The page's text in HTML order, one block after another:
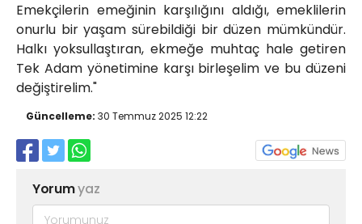
Emekçilerin emeğinin karşılığını aldığı, emeklilerin
onurlu bir yaşam sürebildiği bir düzen mümkündür.
Halkı yoksullaştıran, ekmeğe muhtaç hale getiren
Tek Adam yönetimine karşı birleşelim ve bu düzeni
değiştirelim."
Güncelleme: 30 Temmuz 2025 12:22
Yorumyaz